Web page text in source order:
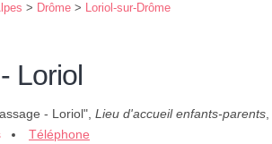
> Drôme > Loriol-sur-Drôme
Loriol
- Loriol", Lieu d'accueil enfants-parents
Téléphone